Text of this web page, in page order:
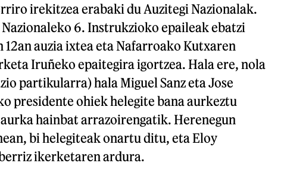
irekitzea erabaki du Auzitegi Nazionalak.
6. Instrukzioko epaileak ebatzi
12an auzia ixtea eta Nafarroako Kutxaren
Iruñeko epaitegira igortzea. Hala ere, nola
partikularra) hala Miguel Sanz eta Jose
presidente ohiek helegite bana aurkeztu
hainbat arrazoirengatik. Herenegun
bi helegiteak onartu ditu, eta Eloy
ikerketaren ardura.